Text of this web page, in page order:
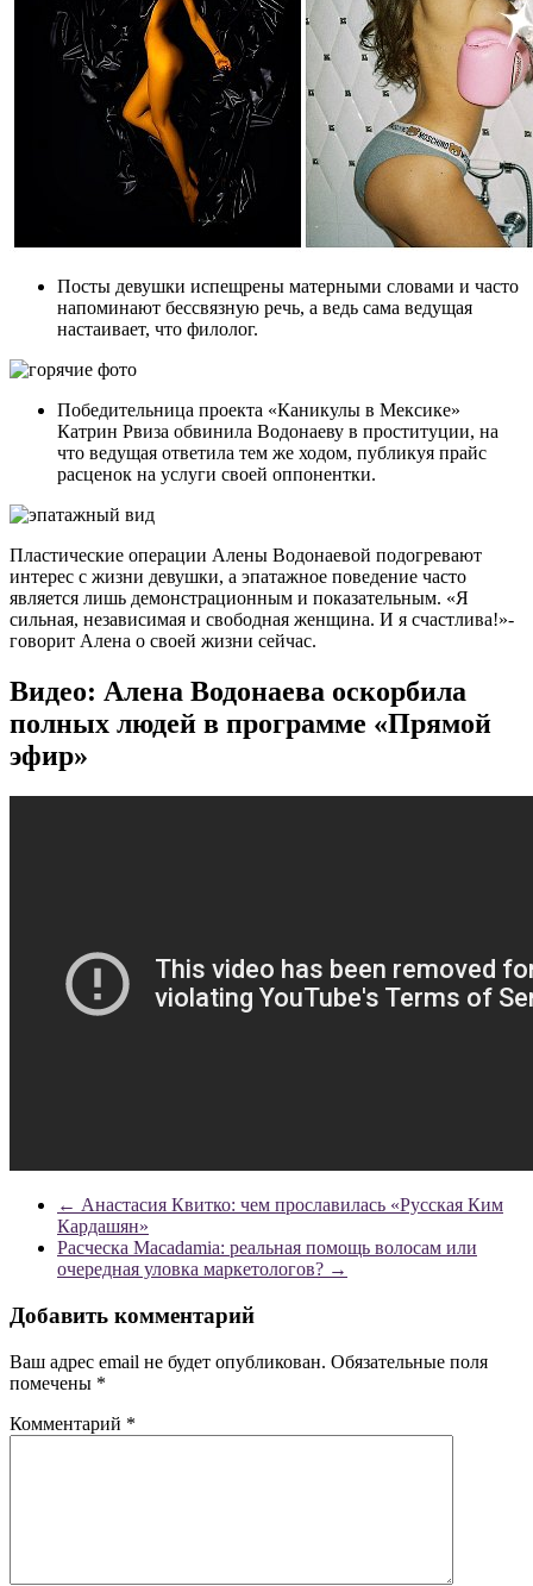
Посты девушки испещрены матерными словами и часто
напоминают бессвязную речь, а ведь сама ведущая
настаивает, что филолог.
Победительница проекта «Каникулы в Мексике»
Катрин Рвиза обвинила Водонаеву в проституции, на
что ведущая ответила тем же ходом, публикуя прайс
расценок на услуги своей оппонентки.
Пластические операции Алены Водонаевой подогревают
интерес с жизни девушки, а эпатажное поведение часто
является лишь демонстрационным и показательным. «Я
сильная, независимая и свободная женщина. И я счастлива!»-
говорит Алена о своей жизни сейчас.
Видео: Алена Водонаева оскорбила
полных людей в программе «Прямой
эфир»
← Анастасия Квитко: чем прославилась «Русская Ким
Кардашян»
Расческа Macadamia: реальная помощь волосам или
очередная уловка маркетологов? →
Добавить комментарий
Ваш адрес email не будет опубликован. Обязательные поля
помечены *
Комментарий *